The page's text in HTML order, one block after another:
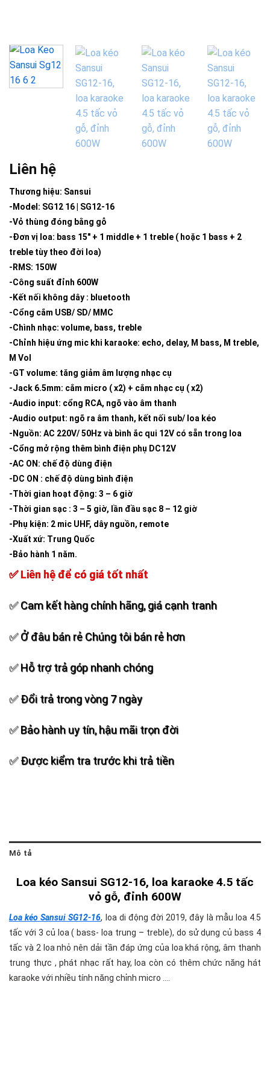
Liên hệ
Thương hiệu: Sansui
-Model: SG12 16 | SG12-16
-Vỏ thùng đóng bằng gỗ
-Đơn vị loa: bass 15″ + 1 middle + 1 treble ( hoặc 1 bass + 2
treble tùy theo đời loa)
-RMS: 150W
-Công suất đỉnh 600W
-Kết nối không dây : bluetooth
-Cổng cắm USB/ SD/ MMC
-Chình nhạc: volume, bass, treble
-Chỉnh hiệu ứng mic khi karaoke: echo, delay, M bass, M treble,
M Vol
-GT volume: tăng giảm âm lượng nhạc cụ
-Jack 6.5mm: cắm micro ( x2) + cắm nhạc cụ ( x2)
-Audio input: cổng RCA, ngõ vào âm thanh
-Audio output: ngõ ra âm thanh, kết nối sub/ loa kéo
-Nguồn: AC 220V/ 50Hz và bình ắc qui 12V có sẵn trong loa
-Cổng mở rộng thêm bình điện phụ DC12V
-AC ON: chế độ dùng điện
-DC ON : chế độ dùng bình điện
-Thời gian hoạt động: 3 – 6 giờ
-Thời gian sạc : 3 – 5 giờ, lần đầu sạc 8 – 12 giờ
-Phụ kiện: 2 mic UHF, dây nguồn, remote
-Xuất xứ: Trung Quốc
-Bảo hành 1 năm.
✅ Liên hệ để có giá tốt nhất
✅ Cam kết hàng chính hãng, giá cạnh tranh
✅ Ở đâu bán rẻ Chúng tôi bán rẻ hơn
✅ Hỗ trợ trả góp nhanh chóng
✅ Đổi trả trong vòng 7 ngày
✅ Bảo hành uy tín, hậu mãi trọn đời
✅ Được kiểm tra trước khi trả tiền
Mô tả
Loa kéo Sansui SG12-16, loa karaoke 4.5 tấc
vỏ gỗ, đỉnh 600W
Loa kéo Sansui SG12-16, loa di động đời 2019, đây là mẫu loa 4.5
tấc với 3 củ loa ( bass- loa trung – treble), do sử dụng củ bass 4
tấc và 2 loa nhỏ nên dải tần đáp ứng của loa khá rộng, âm thanh
trung thực , phát nhạc rất hay, loa còn có thêm chức năng hát
karaoke với nhiều tính năng chỉnh micro ….